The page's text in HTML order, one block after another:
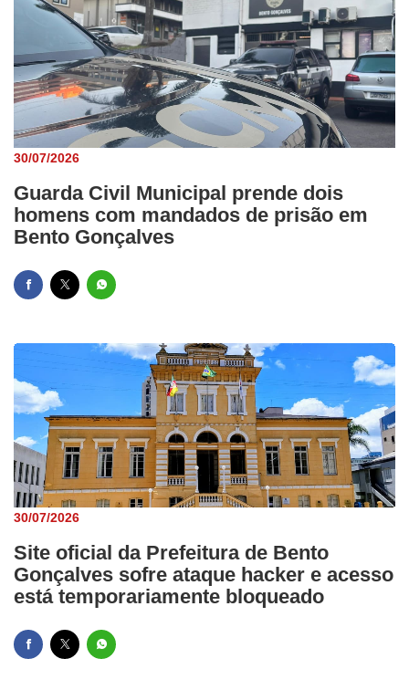
30/07/2026
Guarda Civil Municipal prende dois
homens com mandados de prisão em
Bento Gonçalves
30/07/2026
Site oficial da Prefeitura de Bento
Gonçalves sofre ataque hacker e acesso
está temporariamente bloqueado